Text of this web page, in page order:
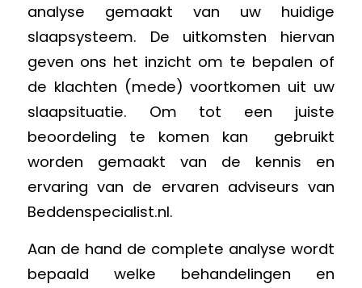
analyse gemaakt van uw huidige
slaapsysteem. De uitkomsten hiervan
geven ons het inzicht om te bepalen of
de klachten (mede) voortkomen uit uw
slaapsituatie. Om tot een juiste
beoordeling te komen kan gebruikt
worden gemaakt van de kennis en
ervaring van de ervaren adviseurs van
Beddenspecialist.nl.
Aan de hand de complete analyse wordt
bepaald welke behandelingen en